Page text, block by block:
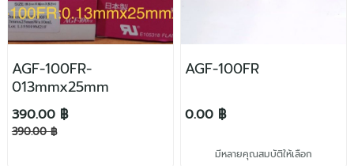
AGF-100FR-
013mmx25mm
390.00 ฿
390.00 ฿
AGF-100FR
0.00 ฿
มีหลายคุณสมบัติให้เลือก